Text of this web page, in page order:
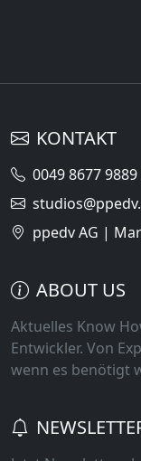
KONTAKT
0049 8677 9889
ppedv AG |
ABOUT US
Aktuelles Know
Entwickler. Von
wenn es benötigt